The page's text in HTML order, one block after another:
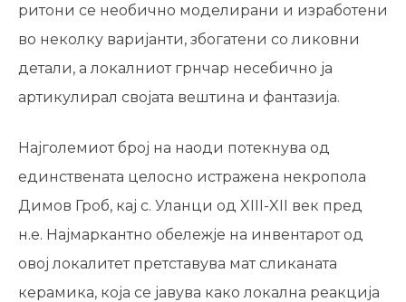
ритони се необично моделирани и изработени
во неколку варијанти, збогатени со ликовни
детали, а локалниот грнчар несебично ја
артикулирал својата вештина и фантазија.
Најголемиот број на наоди потекнува од
единствената целосно истражена некропола
Димов Гроб, кај с. Уланци од XIII-XII век пред
н.е. Најмаркантно обележје на инвентарот од
овој локалитет претставува мат сликаната
керамика, која се јавува како локална реакција